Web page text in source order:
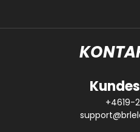
+4619-